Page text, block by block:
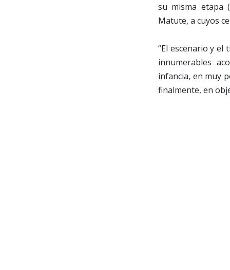
su misma etapa
Matute, a cuyos
“El escenario y
innumerables
infancia, en muy
finalmente, en